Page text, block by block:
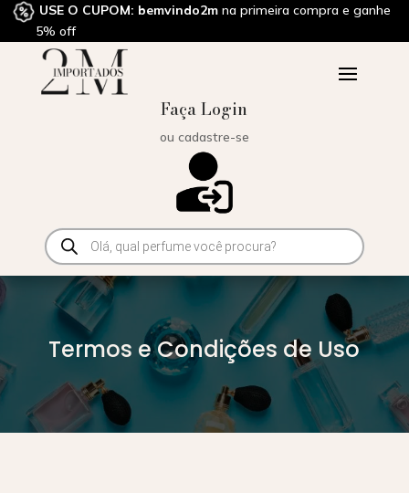
USE O CUPOM: bemvindo2m na primeira compra e ganhe
5% off
Faça Login
ou cadastre-se
Pesquisar
produtos
Termos e Condições de Uso